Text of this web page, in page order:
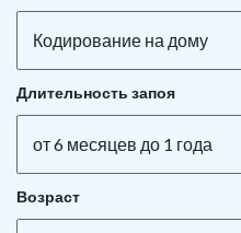
Кодирование на дому
Длительность запоя
от 6 месяцев до 1 года
Возраст